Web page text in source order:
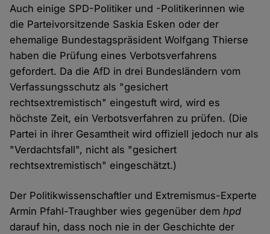
Auch einige SPD-Politiker und -Politikerinnen wie
die Parteivorsitzende Saskia Esken oder der
ehemalige Bundestagspräsident Wolfgang Thierse
haben die Prüfung eines Verbotsverfahrens
gefordert. Da die AfD in drei Bundesländern vom
Verfassungsschutz als "gesichert
rechtsextremistisch" eingestuft wird, wird es
höchste Zeit, ein Verbotsverfahren zu prüfen. (Die
Partei in ihrer Gesamtheit wird offiziell jedoch nur als
"Verdachtsfall", nicht als "gesichert
rechtsextremistisch" eingeschätzt.)
Der Politikwissenschaftler und Extremismus-Experte
Armin Pfahl-Traughber wies gegenüber demhpd
darauf hin, dass noch nie in der Geschichte der